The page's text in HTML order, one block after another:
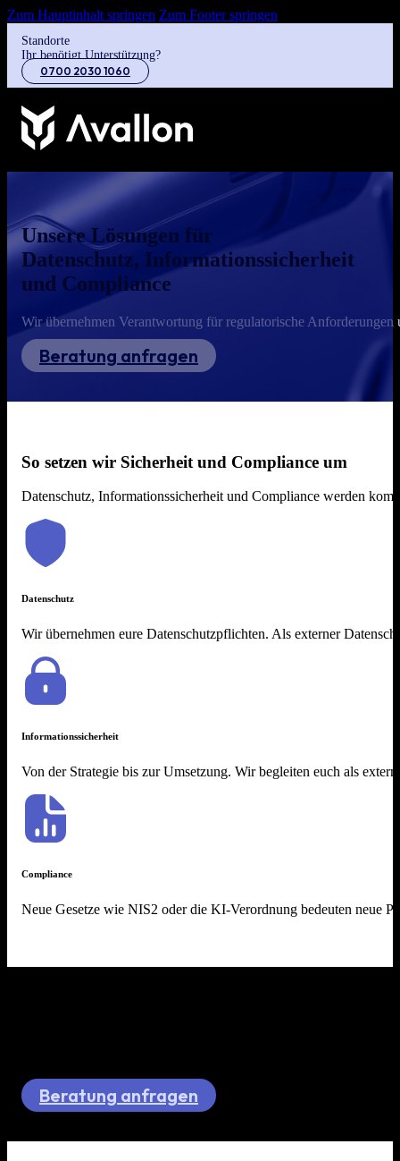
Zum Hauptinhalt springen Zum Footer springen
Standorte
Ihr benötigt Unterstützung?
0700 2030 1060
Unsere Lösungen für
Datenschutz, Informationssicherheit
und Compliance
Wir übernehmen Verantwortung für regulatorische
Beratung anfragen
So setzen wir Sicherheit und Compliance um
Datenschutz, Informationssicherheit und Compliance werden
Datenschutz
Wir übernehmen eure Datenschutzpflichten. Als externer
Informationssicherheit
Von der Strategie bis zur Umsetzung. Wir begleiten euch als
Compliance
Neue Gesetze wie NIS2 oder die KI-Verordnung bedeuten neue
Beratung anfragen